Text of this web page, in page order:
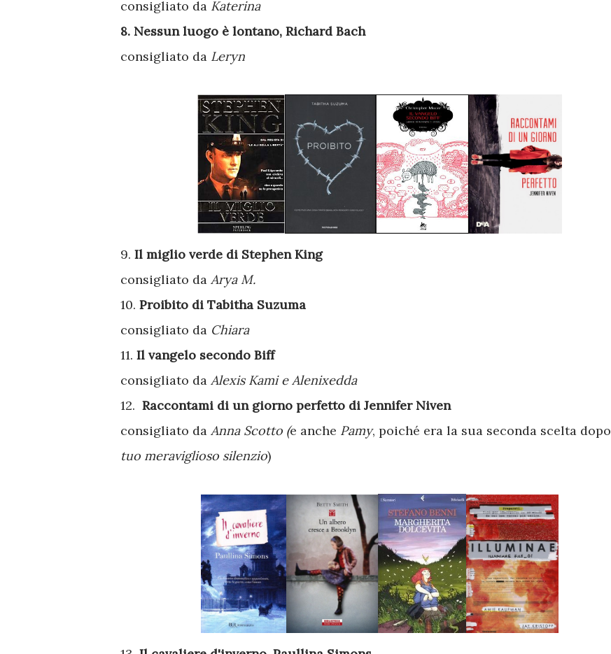
consigliato da Katerina
8. Nessun luogo è lontano, Richard Bach
consigliato da Leryn
9. Il miglio verde di Stephen King
consigliato da Arya M.
10. Proibito di Tabitha Suzuma
consigliato da Chiara
11. Il vangelo secondo Biff
consigliato da Alexis Kami e Alenixedda
12. Raccontami di un giorno perfetto di Jennifer Niven
consigliato da Anna Scotto (e anche Pamy, poiché era la sua seconda scelta dopo
tuo meraviglioso silenzio)